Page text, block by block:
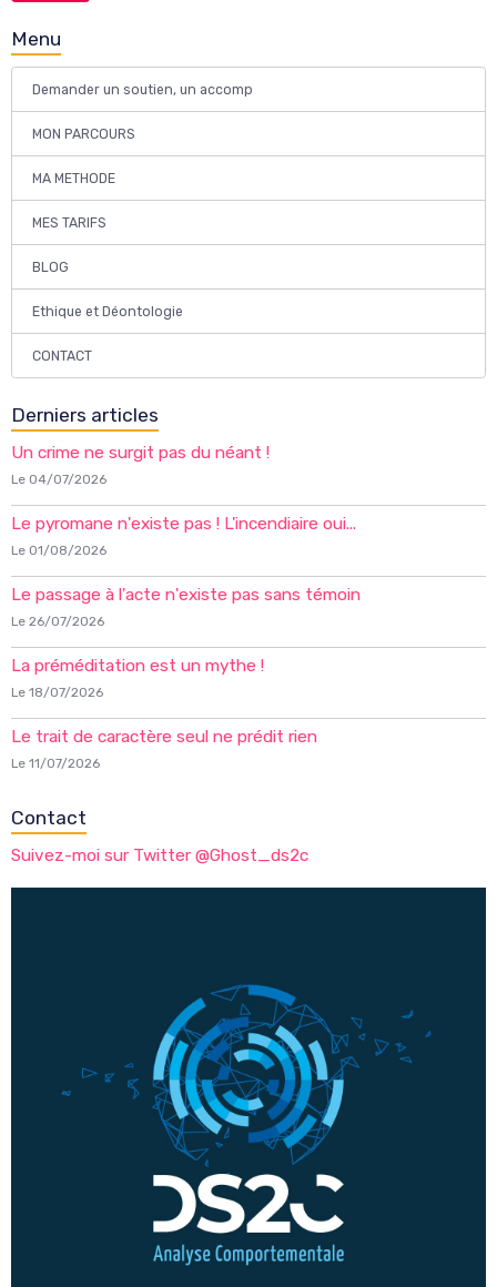
Menu
Demander un soutien, un accomp
MON PARCOURS
MA METHODE
MES TARIFS
BLOG
Ethique et Déontologie
CONTACT
Derniers articles
Un crime ne surgit pas du néant !
Le 04/07/2026
Le pyromane n'existe pas ! L'incendiaire oui...
Le 01/08/2026
Le passage à l'acte n'existe pas sans témoin
Le 26/07/2026
La préméditation est un mythe !
Le 18/07/2026
Le trait de caractère seul ne prédit rien
Le 11/07/2026
Contact
Suivez-moi sur Twitter @Ghost_ds2c